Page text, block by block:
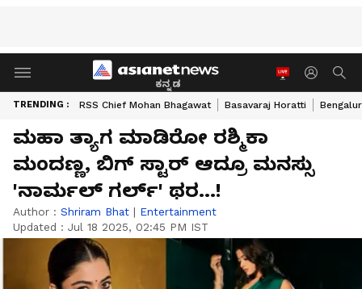
ಕನ್ನಡ
TRENDING : RSS Chief Mohan Bhagawat Basavaraj Horatti
ಮಹಾ ತ್ಯಾಗ ಮಾಡಿರೋ ರಶ್ಮಿಕಾ
ಮಂದಣ್ಣ, ಬಿಗ್ ಸ್ಟಾರ್ ಆದ್ರೂ ಮನಸ್ಸು
'ನಾರ್ಮಲ್ ಗರ್ಲ್' ಥರ...!
Author : Shriram Bhat | Entertainment
Updated : Jul 18 2025, 02:45 PM IST